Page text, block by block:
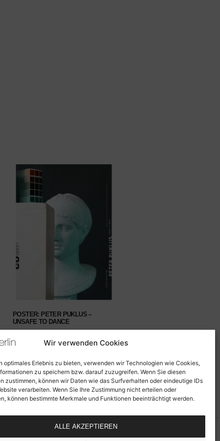
Wir verwenden Cookies
optimales Erlebnis zu bieten, verwenden wir Technologien wie Cookies,
zu speichern bzw. darauf zuzugreifen. Wenn Sie diesen
zustimmen, können wir Daten wie das Surfverhalten oder eindeutige IDs
verarbeiten. Wenn Sie Ihre Zustimmung nicht erteilen oder
können bestimmte Merkmale und Funktionen beeinträchtigt werden.
ALLE AKZEPTIEREN
POSTER: PETER PUKLUS –
UNSAFE TO DANCE
Lieferzeit:2-7 Werktage DE / 5-10
Werktage EU / 5-30 Werktage Drittländer
IN DEN WARENKORB
Datenschutz AGB Cookie-Richtlinie (EU) Widerrufsbelehrung Zahlungsarten